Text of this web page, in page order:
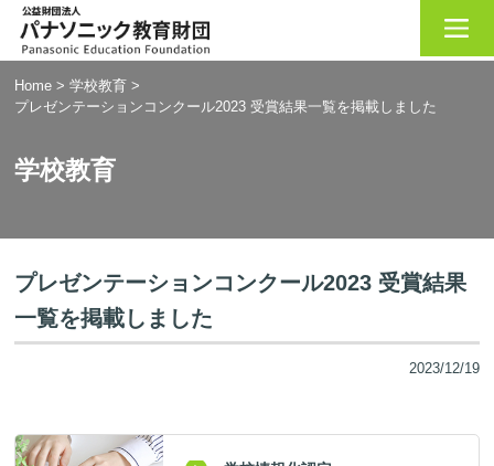
Home >学校教育 >
プレゼンテーションコンクール2023 受賞結果一覧を掲載しました
学校教育
プレゼンテーションコンクール2023 受賞結果
一覧を掲載しました
2023/12/19